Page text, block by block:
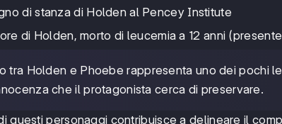
di stanza di Holden al Pencey Institute
di Holden, morto di leucemia a 12 anni
tra Holden e Phoebe rappresenta uno dei pochi
che il protagonista cerca di preservare.
questi personaggi contribuisce a delineare il